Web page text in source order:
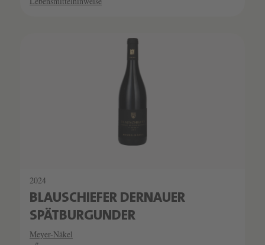
2024
BLAUSCHIEFER DERNAUER
SPÄTBURGUNDER
Meyer-Näkel